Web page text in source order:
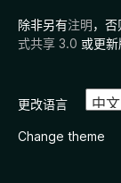
除非另有注明，
式共享 3.0 或更新
更改语言
Change theme